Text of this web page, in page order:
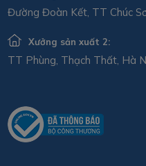
Đường Đoàn Kết, TT Chúc
Xưởng sản xuất 2:
TT Phùng, Thạch Thất, Hà